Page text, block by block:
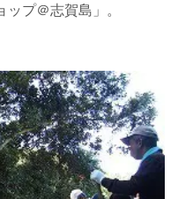
プ＠志賀島」。